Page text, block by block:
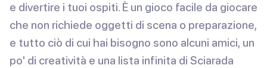
e divertire i tuoi ospiti. È un gioco facile da giocare
che non richiede oggetti di scena o preparazione,
e tutto ciò di cui hai bisogno sono alcuni amici, un
po' di creatività e una lista infinita di Sciarada